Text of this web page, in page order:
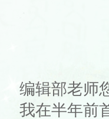
编辑部老师
我在半年前